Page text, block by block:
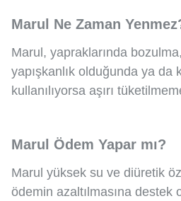
Marul Ne Zaman
Marul, yapraklarında
yapışkanlık olduğunda ya da
kullanılıyorsa aşırı
Marul Ödem Yapar mı?
Marul yüksek su ve diüretik
ödemin azaltılmasına destek